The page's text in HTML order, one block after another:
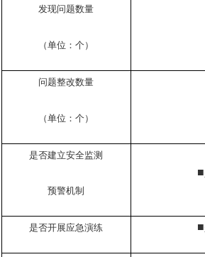
发现问题数量
（单位：个）
问题整改数量
（单位：个）
是否建立安全监测
预警机制
■
是否开展应急演练 ■